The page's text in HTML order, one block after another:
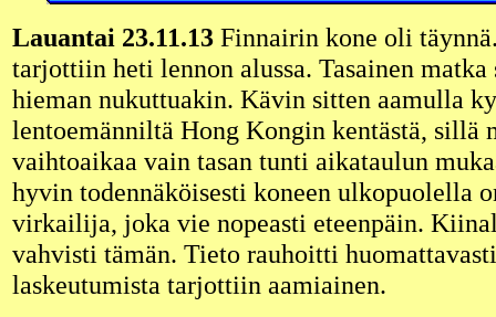
Lauantai 23.11.13 Finnairin kone oli
tarjottiin heti lennon alussa. Tasainen
hieman nukuttuakin. Kävin sitten aamulla
lentoemänniltä Hong Kongin kentästä, sillä
vaihtoaikaa vain tasan tunti aikataulun
hyvin todennäköisesti koneen ulkopuolella
virkailija, joka vie nopeasti eteenpäin.
vahvisti tämän. Tieto rauhoitti
laskeutumista tarjottiin aamiainen.